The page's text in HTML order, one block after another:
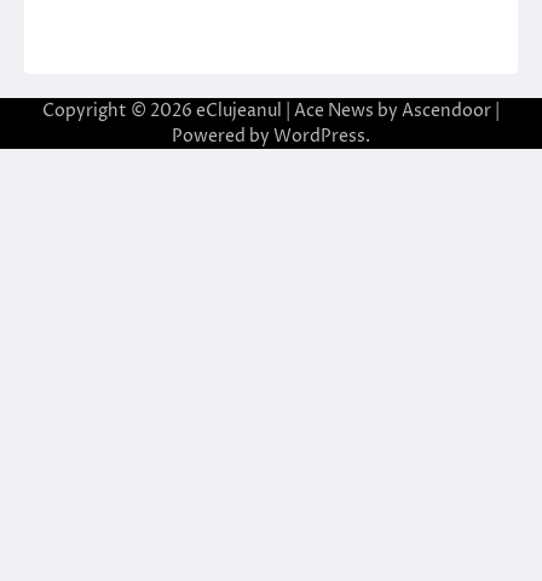
Copyright © 2026 eClujeanul | Ace News by Ascendoor
Powered by WordPress.